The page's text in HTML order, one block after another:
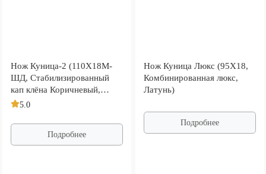
Нож Куница-2 (110Х18М-
ШД, Стабилизированный
кап клёна Коричневый,
Алюминий)
5.0
Подробнее
Нож Куница Люкс (95Х18,
Комбинированная люкс,
Латунь)
Подробнее